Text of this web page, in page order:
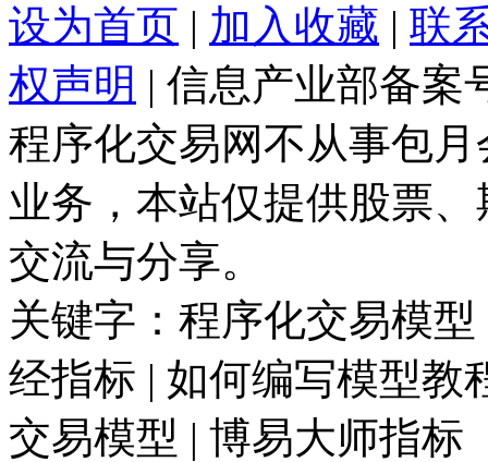
设为首页 | 加入收藏 | 联
权声明 | 信息产业部备案
程序化交易网不从事包
业务，本站仅提供股票
交流与分享。
关键字：程序化交易模
经指标 | 如何编写模型教
交易模型 | 博易大师指标